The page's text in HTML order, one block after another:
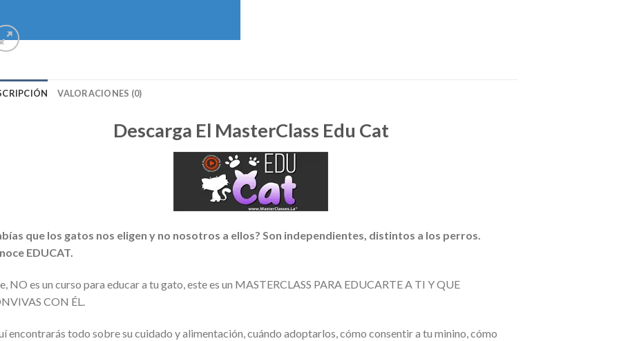
VALORACIONES (0)
Descarga El MasterClass Edu Cat
que los gatos nos eligen y no nosotros a ellos? Son independientes, distintos a los perros.
EDUCAT.
NO es un curso para educar a tu gato, este es un MASTERCLASS PARA EDUCARTE A TI Y QUE
CON ÉL.
encontrarás todo sobre su cuidado y alimentación, cuándo adoptarlos, cómo consentir a tu minino, cómo